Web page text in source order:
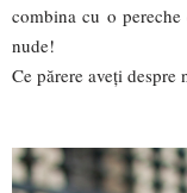
combina cu o
nude!
Ce părere aveți despre